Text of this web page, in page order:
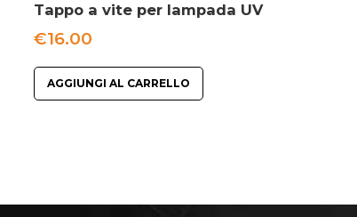
Tappo a vite per lampada UV
€16.00
AGGIUNGI AL CARRELLO